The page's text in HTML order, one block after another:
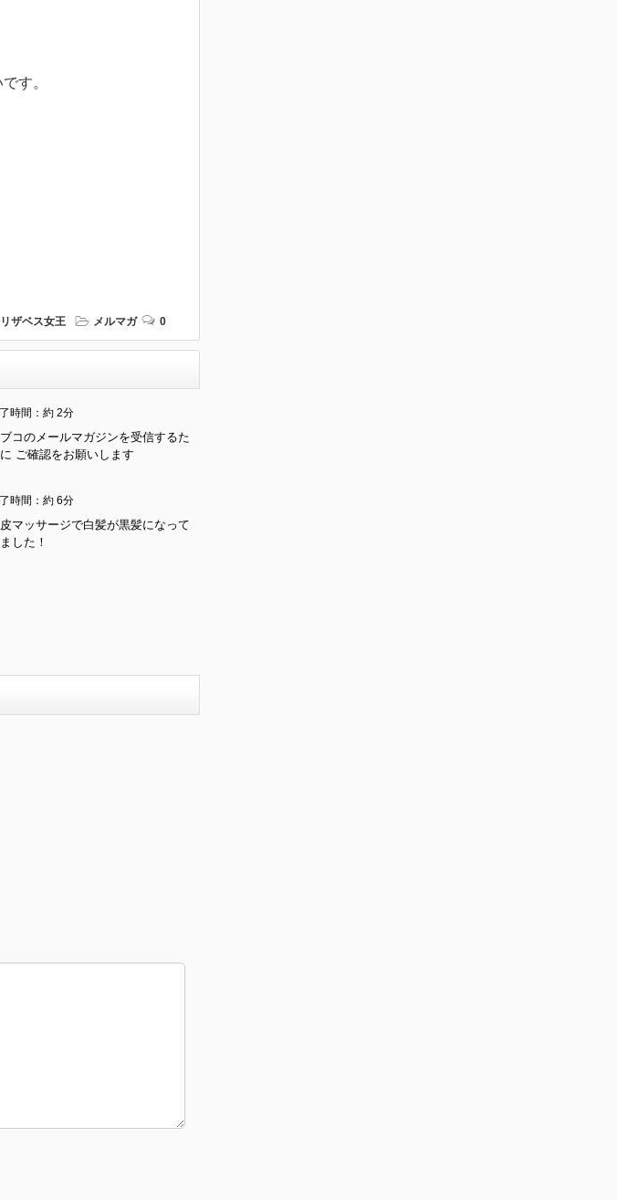
す。
ザベス女王 メルマガ 0
時間：約 2分
コのメールマガジンを受信するた
ご確認をお願いします
時間：約 6分
マッサージで白髪が黒髪になって
した！